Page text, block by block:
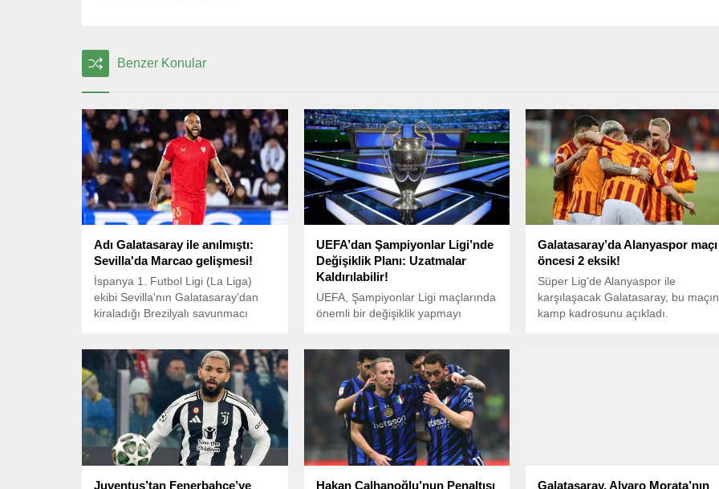
Benzer Konular
Adı Galatasaray ile anılmıştı:
Sevilla'da Marcao gelişmesi!
İspanya 1. Futbol Ligi (La Liga)
ekibi Sevilla'nın Galatasaray'dan
kiraladığı Brezilyalı savunmacı
UEFA’dan Şampiyonlar Ligi’nde
Değişiklik Planı: Uzatmalar
Kaldırılabilir!
UEFA, Şampiyonlar Ligi maçlarında
önemli bir değişiklik yapmayı
Galatasaray’da Alanyaspor maçı
öncesi 2 eksik!
Süper Lig'de Alanyaspor ile
karşılaşacak Galatasaray, bu maçın
kamp kadrosunu açıkladı.
Juventus’tan Fenerbahçe’ye
Hakan Çalhanoğlu’nun Penaltısı
Galatasaray, Alvaro Morata’nın